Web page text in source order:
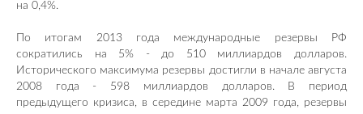
на 0,4%.
По итогам 2013 года международные резервы РФ
сократились на 5% - до 510 миллиардов долларов.
Исторического максимума резервы достигли в начале августа
2008 года - 598 миллиардов долларов. В период
предыдущего кризиса, в середине марта 2009 года, резервы